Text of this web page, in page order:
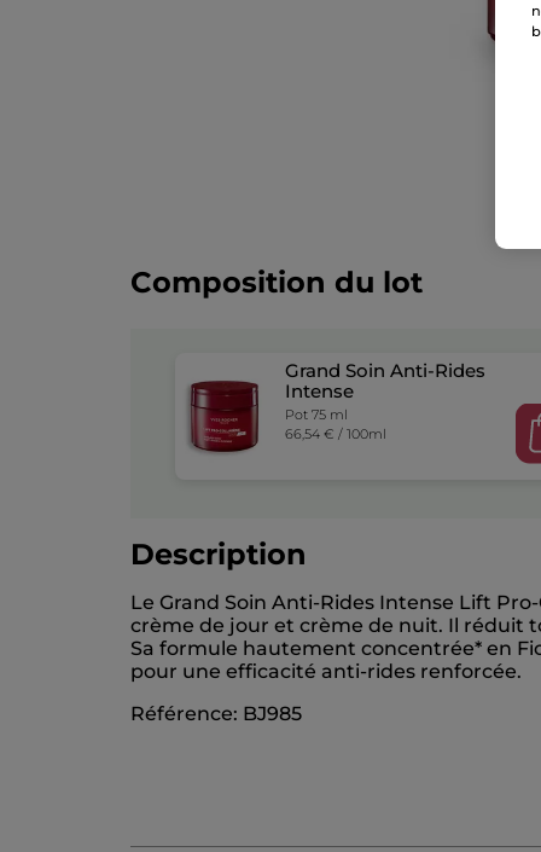
Composition du lot
Grand Soin Anti-Rides
Intense
Pot 75 ml
66,54 € / 100ml
Description
Le Grand Soin Anti-Rides Intense Lift
crème de jour et crème de nuit. Il réduit
Sa formule hautement concentrée* en
pour une efficacité anti-rides renforcée.
Référence: BJ985